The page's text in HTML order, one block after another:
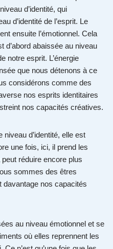
d’identité, qui
d’identité de l’esprit. Le
ensuite l’émotionnel. Cela
d’abord abaissée au niveau
notre esprit. L’énergie
que nous détenons à ce
considérons comme des
nos esprits identitaires
nos capacités créatives.
niveau d’identité, elle est
une fois, ici, il prend les
réduire encore plus
sommes des êtres
davantage nos capacités
au niveau émotionnel et se
où elles reprennent les